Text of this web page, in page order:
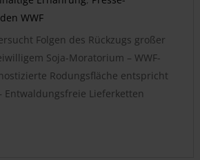
WWF
Folgen des Rückzugs großer
Soja-Moratorium – WWF-
Rodungsfläche entspricht
Entwaldungsfreie Lieferketten